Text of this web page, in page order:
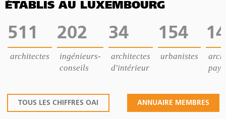
ÉTABLIS AU LUXEMBOURG
511
architectes
202
ingénieurs-
conseils
34
architectes
d'intérieur
154
urbanistes
14
TOUS LES CHIFFRES OAI ANNUAIRE MEMBRES